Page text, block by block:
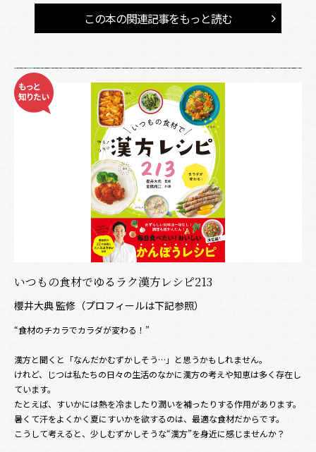
この本の関連記事をもっと読む
いつもの食材でゆるラク漢方レシピ213
櫻井大典 監修（プロフィールは下記参照）
“食材のチカラでカラダが変わる！”
漢方と聞くと「なんだかむずかしそう…」と思うかもしれません。
けれど、じつは私たちの日々の生活のなかに漢方の考えや知恵は多く存在し
ています。
たとえば、すいかには熱を冷ましたり潤いを補ったりする作用があります。
暑くて汗をよくかく夏にすいかを欲するのは、最適な食材だからです。
こうして考えると、少しむずかしそうな“漢方”を身近に感じませんか？